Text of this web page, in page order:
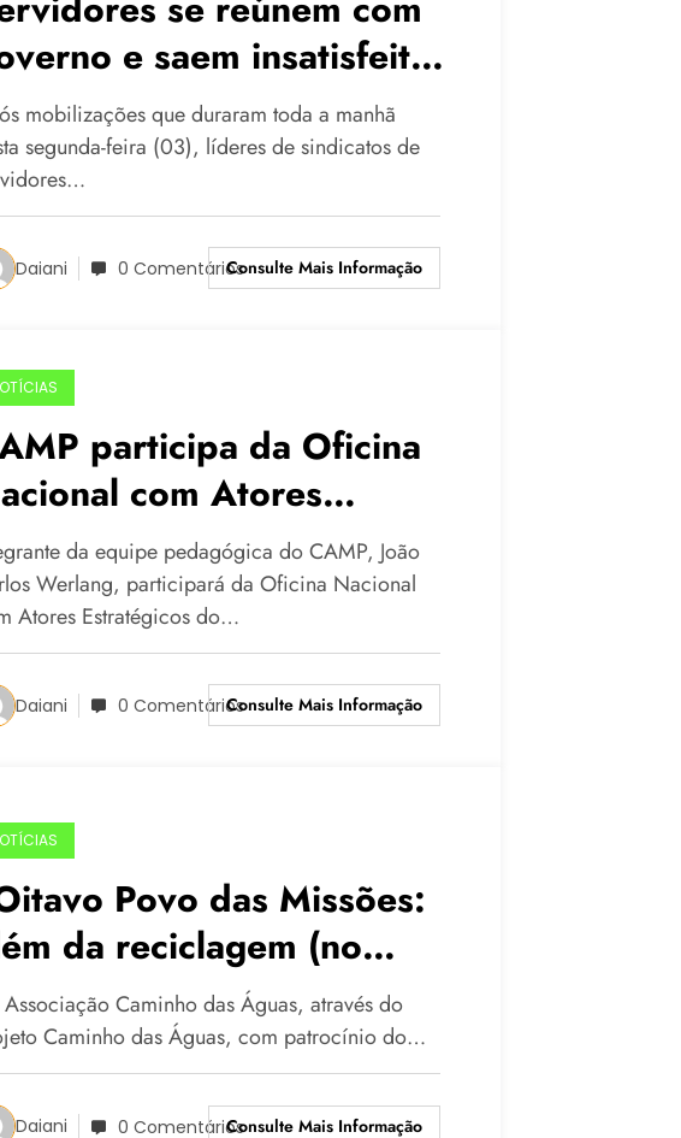
e saem insatisfeitos:
horizonte, vemos dias
mobilizações que duraram toda a manhã
segunda-feira (03), líderes de sindicatos de
Daiani 0 ComentáriosConsulte Mais Informação
participa da Oficina
com Atores
do projeto
pra quê?”
da equipe pedagógica do CAMP, João
Werlang, participará da Oficina Nacional
Atores Estratégicos do…
Daiani 0 ComentáriosConsulte Mais Informação
Povo das Missões:
da reciclagem (no
e “Memória,
e Reciclagem” serão
em agosto
Caminho das Águas, através do
Caminho das Águas, com patrocínio do…
Daiani 0 ComentáriosConsulte Mais Informação